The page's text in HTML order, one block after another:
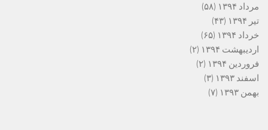
مرداد ۱۳۹۴
(۵۸)
تیر ۱۳۹۴
(۴۳)
خرداد ۱۳۹۴
(۶۵)
اردیبهشت ۱۳۹۴
(۲)
فروردین ۱۳۹۴
(۲)
اسفند ۱۳۹۳
(۳)
بهمن ۱۳۹۳
(۷)